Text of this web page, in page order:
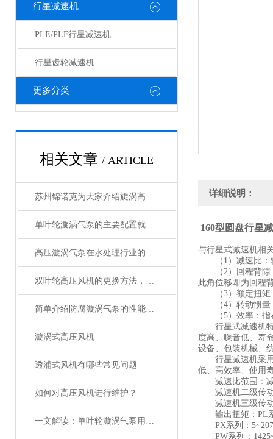
行星减速机
PLE/PLF行星减速机
行星齿轮减速机
更多分类
相关文章 / ARTICLE
苏州锦诺克为大家介绍旋涡高压风机四种密封方式
单叶轮漩涡气泵的主要配置就是这些
高压漩涡气泵在水处理行业的应用
双叶轮高压风机的更换方法，快来了解一下吧！
简单介绍防腐漩涡气泵的性能特点
漩涡式高压风机
透浦式风机有哪些常见问题
如何对高压风机进行维护？
一文解读：单叶轮漩涡气泵用途及特点
详细说明：
160型圆盘行星
与行星式减速机相
（1）减速比：输
（2）回程背隙：
此角位移即为回程
（3）额定扭矩：
（4）转动惯量：
（5）效率：指在
行星式减速机特
度高、噪音低、寿
设备、包装机械、
行星减速机采用
低、高效率、使用
减速比范围：减
减速机二级传动
减速机三级传动
输出扭矩：PL系
PX系列：
PW系列：